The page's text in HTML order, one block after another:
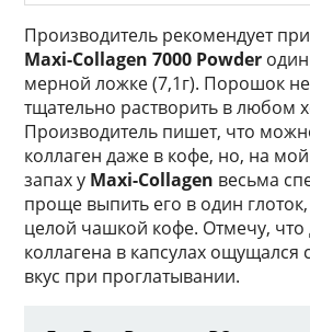
Производитель рекомендует
Maxi-Collagen 7000 Powder
мерной ложке (7,1г). Порошок
тщательно растворить в любом
Производитель пишет, что
коллаген даже в кофе, но, на мой
запах у Maxi-Collagen весьма
проще выпить его в один
целой чашкой кофе. Отмечу, что
коллагена в капсулах ощущался
вкус при проглатывании.